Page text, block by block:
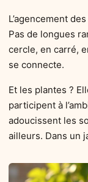
L’agencement
Pas de longues
cercle, en carré,
se connecte.
Et les plantes ?
participent à
adoucissent les
ailleurs. Dans un